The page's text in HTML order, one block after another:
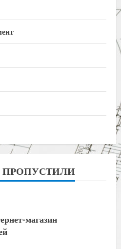
магазин